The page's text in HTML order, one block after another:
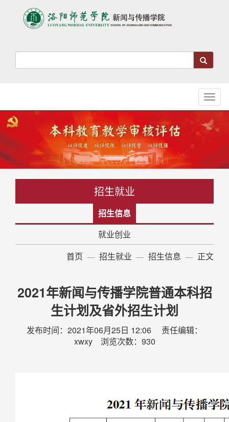
招生就业
招生信息
就业创业
首页
招生就业 招生信息 正文
2021年新闻与传播学院普通本科招
生计划及省外招生计划
发布时间：2021年06月25日 12:06 责任编辑：
xwxy 浏览次数： 930